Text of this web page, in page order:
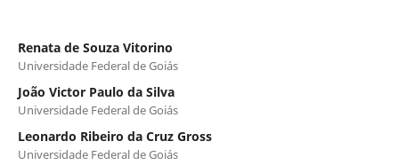
Renata de Souza Vitorino
Universidade Federal de Goiás
João Victor Paulo da Silva
Universidade Federal de Goiás
Leonardo Ribeiro da Cruz Gross
Universidade Federal de Goiás